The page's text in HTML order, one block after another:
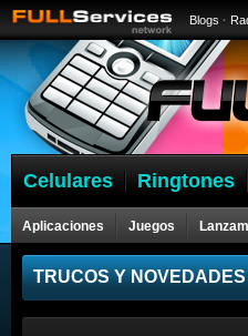
Blogs ·
Celulares Ringtones
Aplicaciones Juegos
Celulares
TRUCOS Y NOVEDADES